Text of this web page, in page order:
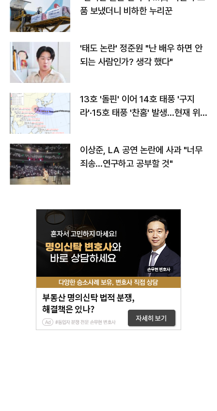
품 보냈더니 비하한 누리꾼
'태도 논란' 정준원 "난 배우 하면 안
되는 사람인가? 생각 했다"
13호 '돌핀' 이어 14호 태풍 '구지
라'·15호 태풍 '찬홈' 발생…현재 위
이상준, LA 공연 논란에 사과 "너무
죄송…연구하고 공부할 것"